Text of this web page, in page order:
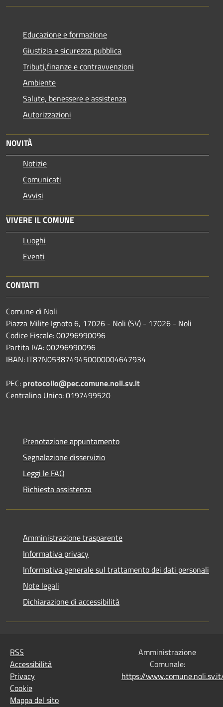
Educazione e formazione
Giustizia e sicurezza pubblica
Tributi,finanze e contravvenzioni
Ambiente
Salute, benessere e assistenza
Autorizzazioni
NOVITÀ
Notizie
Comunicati
Avvisi
VIVERE IL COMUNE
Luoghi
Eventi
CONTATTI
Comune di Noli
Piazza Milite Ignoto 6, 17026 - Noli (SV) - 17026 - Noli
Codice Fiscale: 00296990096
Partita IVA: 00296990096
IBAN: IT87N0538749450000004647934
PEC: protocollo@pec.comune.noli.sv.it
Centralino Unico: 0197499520
Prenotazione appuntamento
Segnalazione disservizio
Leggi le FAQ
Richiesta assistenza
Amministrazione trasparente
Informativa privacy
Informativa generale sul trattamento dei dati personali
Note legali
Dichiarazione di accessibilità
RSS
Accessibilità
Privacy
Cookie
Mappa del sito
Amministrazione
Comunale:
https://